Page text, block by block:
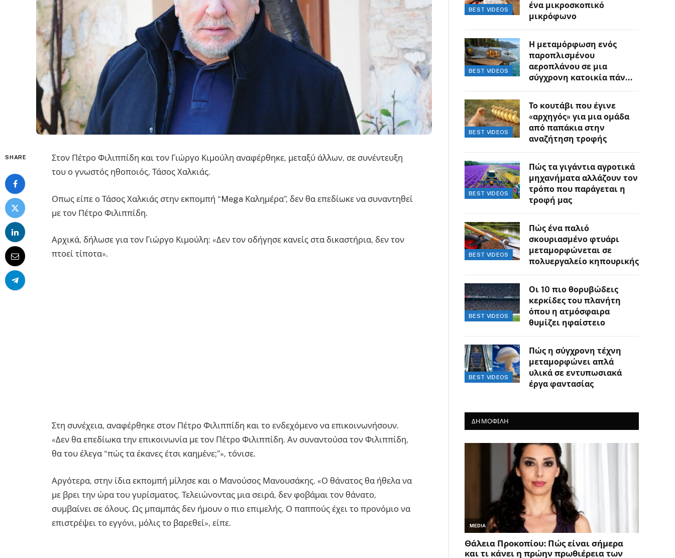
SHARE
Στον Πέτρο Φιλιππίδη και τον Γιώργο Κιμούλη αναφέρθηκε, μεταξύ άλλων, σε συνέντευξη
του ο γνωστός ηθοποιός, Τάσος Χαλκιάς.
Οπως είπε ο Τάσος Χαλκιάς στην εκπομπή “Mega Καλημέρα”, δεν θα επεδίωκε να συναντηθεί
με τον Πέτρο Φιλιππίδη.
Αρχικά, δήλωσε για τον Γιώργο Κιμούλη: «Δεν τον οδήγησε κανείς στα δικαστήρια, δεν τον
πτοεί τίποτα».
Στη συνέχεια, αναφέρθηκε στον Πέτρο Φιλιππίδη και το ενδεχόμενο να επικοινωνήσουν.
«Δεν θα επεδίωκα την επικοινωνία με τον Πέτρο Φιλιππίδη. Αν συναντούσα τον Φιλιππίδη,
θα του έλεγα “πώς τα έκανες έτσι καημένε;”», τόνισε.
Αργότερα, στην ίδια εκπομπή μίλησε και ο Μανούσος Μανουσάκης. «Ο θάνατος θα ήθελα να
με βρει την ώρα του γυρίσματος. Τελειώνοντας μια σειρά, δεν φοβάμαι τον θάνατο,
συμβαίνει σε όλους. Ως μπαμπάς δεν ήμουν ο πιο επιμελής. Ο παππούς έχει το προνόμιο να
επιστρέψει το εγγόνι, μόλις το βαρεθεί», είπε.
BEST VIDEOS
ένα μικροσκοπικό
μικρόφωνο
BEST VIDEOS
Η μεταμόρφωση ενός
παροπλισμένου
αεροπλάνου σε μια
σύγχρονη κατοικία πάνω
BEST VIDEOS
Το κουτάβι που έγινε
«αρχηγός» για μια ομάδα
από παπάκια στην
αναζήτηση τροφής
BEST VIDEOS
Πώς τα γιγάντια αγροτικά
μηχανήματα αλλάζουν τον
τρόπο που παράγεται η
τροφή μας
BEST VIDEOS
Πώς ένα παλιό
σκουριασμένο φτυάρι
μεταμορφώνεται σε
πολυεργαλείο κηπουρικής
BEST VIDEOS
Οι 10 πιο θορυβώδεις
κερκίδες του πλανήτη
όπου η ατμόσφαιρα
θυμίζει ηφαίστειο
BEST VIDEOS
Πώς η σύγχρονη τέχνη
μεταμορφώνει απλά
υλικά σε εντυπωσιακά
έργα φαντασίας
ΔΗΜΟΦΙΛΗ